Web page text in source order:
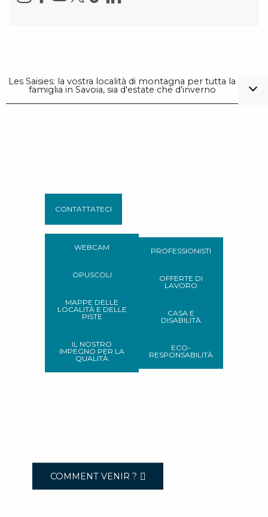
Les Saisies: la vostra località di montagna per tutta la
famiglia in Savoia, sia d'estate che d'inverno
CONTATTATECI
WEBCAM
OPUSCOLI
MAPPE DELLE
LOCALITÀ E DELLE
PISTE
IL NOSTRO
IMPEGNO PER LA
QUALITÀ
PROFESSIONISTI
OFFERTE DI
LAVORO
CASA E
DISABILITÀ
ECO-
RESPONSABILITÀ
COMMENT VENIR ?